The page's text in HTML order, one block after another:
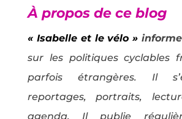
À propos de ce blog
« Isabelle et le vélo » informe
sur les politiques cyclables
parfois étrangères. Il
reportages, portraits,
agenda. Il publie